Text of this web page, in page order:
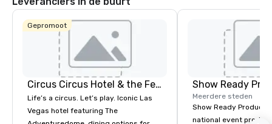
rechte stukken.
Gepromoot
Circus Circus Hotel & the Festival Grounds
Life’s a circus. Let’s play. Iconic Las
Vegas hotel featuring The
Show Ready
Meerdere steden
Show Ready
national event